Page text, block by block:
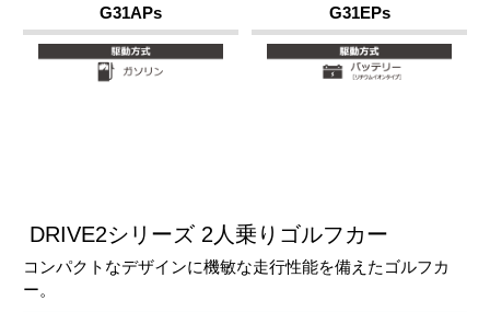
G31APs G31EPs
DRIVE2シリーズ 2人乗りゴルフカー
コンパクトなデザインに機敏な走行性能を備えたゴルフカ
ー。